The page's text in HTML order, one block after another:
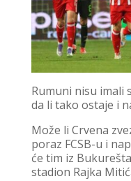
Rumuni nisu imali
da li tako ostaje i
Može li Crvena
poraz FCSB-u i
će tim iz
stadion Rajka